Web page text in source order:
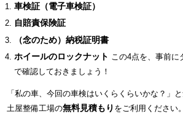
車検証（電子車検証）
自賠責保険証
（念のため）納税証明書
ホイールのロックナット この4点を、事前に
で確認しておきましょう！
「私の車、今回の車検はいくらくらいかな？」
土屋整備工場の無料見積もり をご利用ください